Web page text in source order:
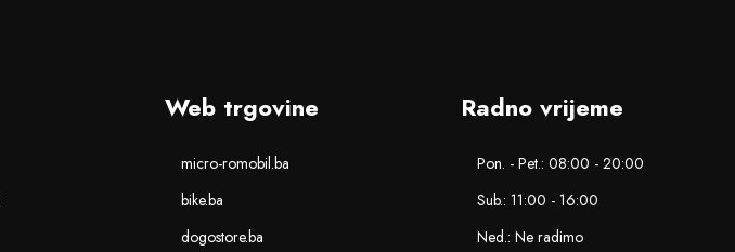
Web trgovine
micro-romobil.ba
bike.ba
dogostore.ba
Radno vrijeme
Pon. - Pet.: 08:00 - 20:00
Sub.: 11:00 - 16:00
Ned.: Ne radimo